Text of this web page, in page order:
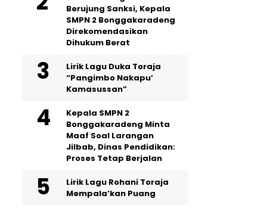
Berujung Sanksi, Kepala
SMPN 2 Bonggakaradeng
Direkomendasikan
Dihukum Berat
Lirik Lagu Duka Toraja
“Pangimbo Nakapu’
Kamasussan”
Kepala SMPN 2
Bonggakaradeng Minta
Maaf Soal Larangan
Jilbab, Dinas Pendidikan:
Proses Tetap Berjalan
Lirik Lagu Rohani Toraja
Mempala’kan Puang